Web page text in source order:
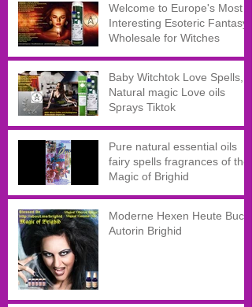
Welcome to Europe's Most
Interesting Esoteric Fantasy
Wholesale for Witches
Baby Witchtok Love Spells,
Natural magic Love oils
Sprays Tiktok
Pure natural essential oils
fairy spells fragrances of the
Magic of Brighid
Moderne Hexen Heute Buch
Autorin Brighid